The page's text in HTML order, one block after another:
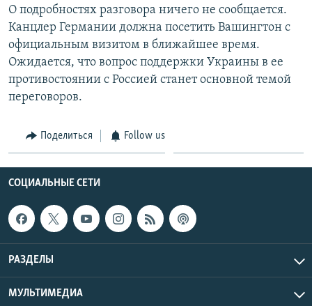
Հայերեն
English
Русский
Все сайты Радио Азатутюн
О подробностях разговора ничего не сообщается.
Канцлер Германии должна посетить Вашингтон с
официальным визитом в ближайшее время.
Ожидается, что вопрос поддержки Украины в ее
противостоянии с Россией станет основной темой
переговоров.
Поделиться Follow us
СОЦИАЛЬНЫЕ СЕТИ
РАЗДЕЛЫ
МУЛЬТИМЕДИА